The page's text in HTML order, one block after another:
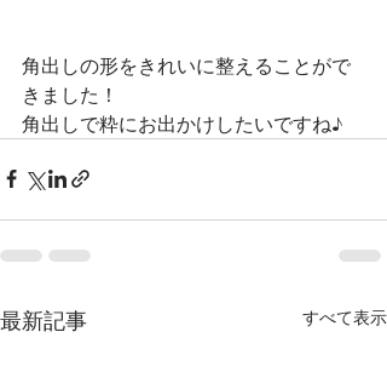
角出しの形をきれいに整えることがで
きました！
角出しで粋にお出かけしたいですね♪
最新記事 すべて表示